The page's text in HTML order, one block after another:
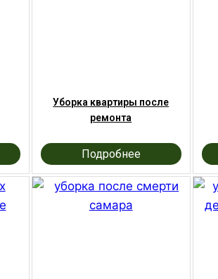
Уборка квартиры после
ремонта
Подробнее